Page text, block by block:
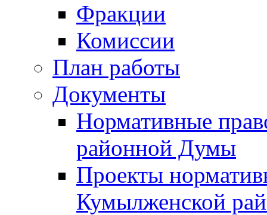
Фракции
Комиссии
План работы
Документы
Нормативные
районной Думы
Проекты
Кумылженской